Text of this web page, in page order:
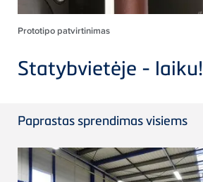
Prototipo patvirtinimas
Statybvietėje - laiku!
Paprastas sprendimas visiems